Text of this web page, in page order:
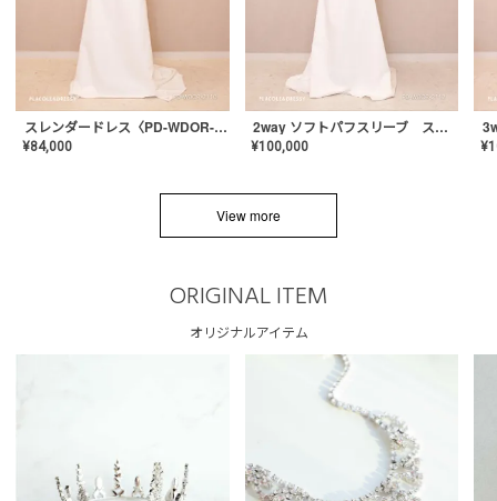
スレンダードレス〈PD-WDOR-2110〉
¥84,000
2way ソフトパフスリーブ スレンダードレス〈PD-WDOR-2112〉
¥100,000 ¥
View more
ORIGINAL ITEM
オリジナルアイテム